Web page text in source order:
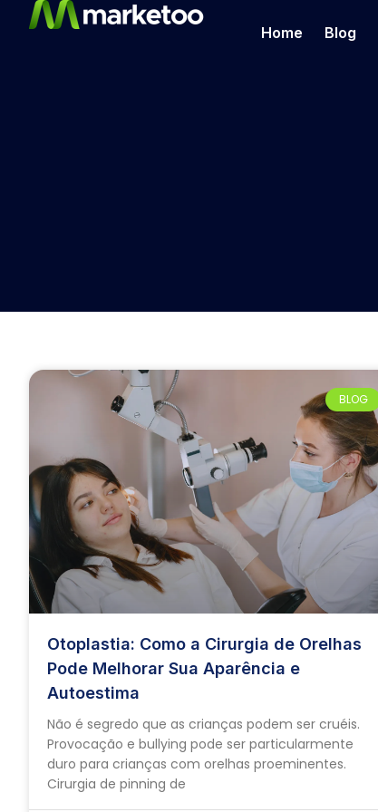
Home Blog
BLOG
Otoplastia: Como a Cirurgia de Orelhas
Pode Melhorar Sua Aparência e
Autoestima
Não é segredo que as crianças podem ser cruéis.
Provocação e bullying pode ser particularmente
duro para crianças com orelhas proeminentes.
Cirurgia de pinning de